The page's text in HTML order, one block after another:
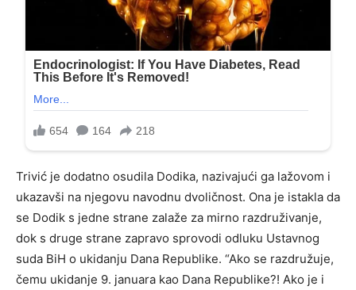
Trivić je dodatno osudila Dodika, nazivajući ga lažovom i
ukazavši na njegovu navodnu dvoličnost. Ona je istakla da
se Dodik s jedne strane zalaže za mirno razdruživanje,
dok s druge strane zapravo sprovodi odluku Ustavnog
suda BiH o ukidanju Dana Republike. “Ako se razdružuje,
čemu ukidanje 9. januara kao Dana Republike?! Ako je i